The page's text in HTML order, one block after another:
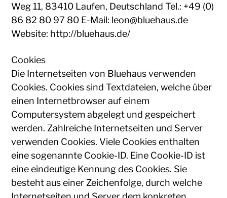
Weg 11, 83410 Laufen, Deutschland Tel.: +49 (0)
86 82 80 97 80 E-Mail: leon@bluehaus.de
Website: http://bluehaus.de/
Cookies
Die Internetseiten von Bluehaus verwenden
Cookies. Cookies sind Textdateien, welche über
einen Internetbrowser auf einem
Computersystem abgelegt und gespeichert
werden. Zahlreiche Internetseiten und Server
verwenden Cookies. Viele Cookies enthalten
eine sogenannte Cookie-ID. Eine Cookie-ID ist
eine eindeutige Kennung des Cookies. Sie
besteht aus einer Zeichenfolge, durch welche